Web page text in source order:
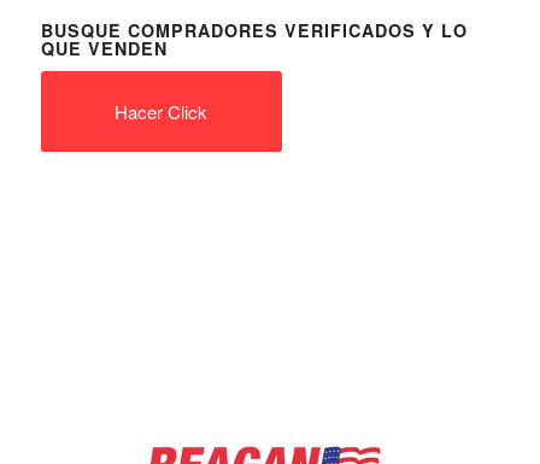
BUSQUE COMPRADORES VERIFICADOS Y LO
QUE VENDEN
Hacer Click